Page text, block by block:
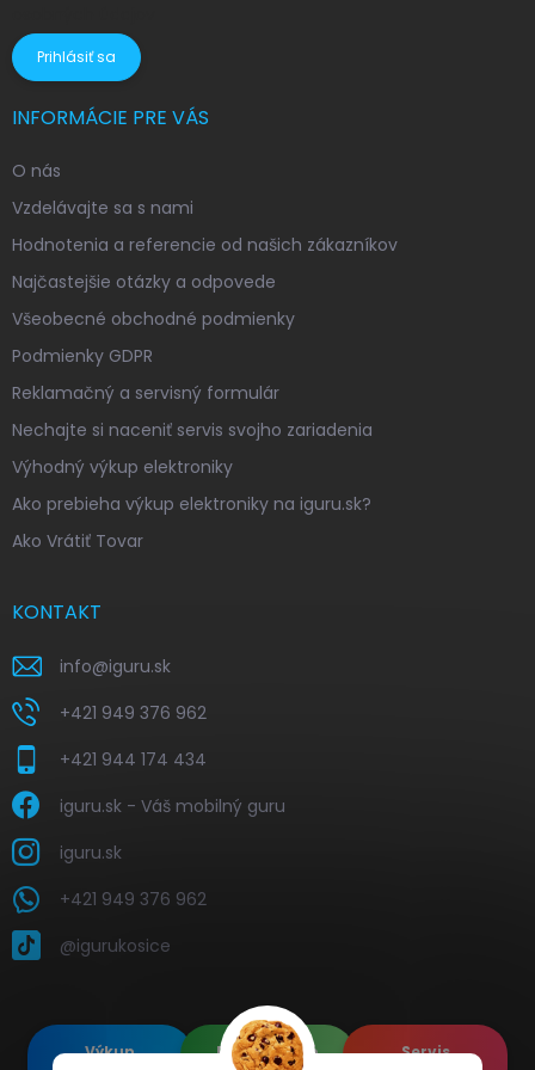
Prihlásiť sa
INFORMÁCIE PRE VÁS
O nás
Vzdelávajte sa s nami
Hodnotenia a referencie od našich zákazníkov
Najčastejšie otázky a odpovede
Všeobecné obchodné podmienky
Podmienky GDPR
Reklamačný a servisný formulár
Nechajte si naceniť servis svojho zariadenia
Výhodný výkup elektroniky
Ako prebieha výkup elektroniky na iguru.sk?
Ako Vrátiť Tovar
KONTAKT
info@iguru.sk
+421 949 376 962
+421 944 174 434
iguru.sk - Váš mobilný guru
iguru.sk
+421 949 376 962
@igurukosice
Výkup
Renovované
Servis